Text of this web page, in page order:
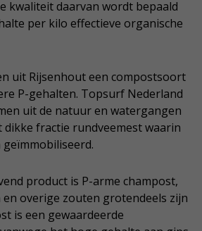
kwaliteit daarvan wordt bepaald
per kilo effectieve organische
uit Rijsenhout een compostsoort
P-gehalten. Topsurf Nederland
uit de natuur en watergangen
dikke fractie rundveemest waarin
product is P-arme champost,
overige zouten grotendeels zijn
is een gewaardeerde